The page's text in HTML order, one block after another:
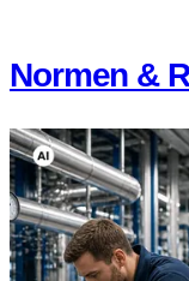
Normen &